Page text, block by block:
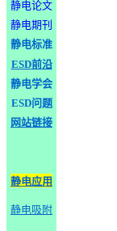
静电论文
静电期刊
静电标准
ESD前沿
静电学会
ESD问题
网站链接
静电应用
静电吸附